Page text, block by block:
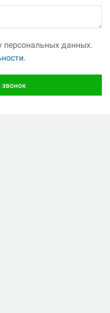
персональных данных.
звонок